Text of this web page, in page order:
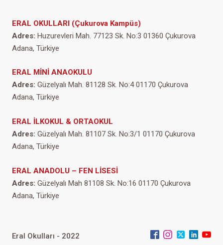
ERAL OKULLARI (Çukurova Kampüs)
Adres: Huzurevleri Mah. 77123 Sk. No:3 01360 Çukurova
Adana, Türkiye
ERAL MİNİ ANAOKULU
Adres: Güzelyalı Mah. 81128 Sk. No:4 01170 Çukurova
Adana, Türkiye
ERAL İLKOKUL & ORTAOKUL
Adres: Güzelyalı Mah. 81107 Sk. No:3/1 01170 Çukurova
Adana, Türkiye
ERAL ANADOLU – FEN LİSESİ
Adres: Güzelyalı Mah 81108 Sk. No:16 01170 Çukurova
Adana, Türkiye
Eral Okulları - 2022